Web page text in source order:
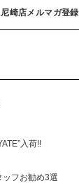
尼崎店メルマガ登録
入荷!!
ッフお勧め3選